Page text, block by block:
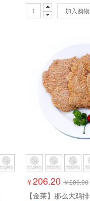
加入购
￥206.20 ￥200.00